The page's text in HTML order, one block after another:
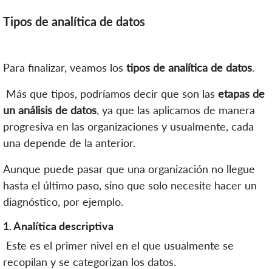
Tipos de analítica de datos
Para finalizar, veamos los tipos de analítica de datos.
Más que tipos, podríamos decir que son las etapas de
un análisis de datos, ya que las aplicamos de manera
progresiva en las organizaciones y usualmente, cada
una depende de la anterior.
Aunque puede pasar que una organización no llegue
hasta el último paso, sino que solo necesite hacer un
diagnóstico, por ejemplo.
1. Analítica descriptiva
Este es el primer nivel en el que usualmente se
recopilan y se categorizan los datos.